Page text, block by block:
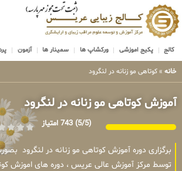
کالج پکیج اموزشی ورکشاپ ها سمینار ها آزمون
خانه » کوتاهی مو زنانه در لنگرود
آموزش کوتاهی مو زنانه در لنگرود
(5/5) 743 امتیاز
برگزاری دوره آموزش کوتاهی مو زنانه در لنگرود
توسط مرکز آموزش عالی عریس ، دوره های اموزش